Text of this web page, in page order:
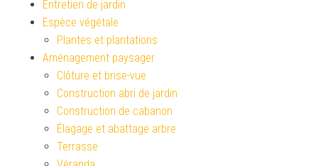
Entretien de jardin
Espèce végétale
Plantes et plantations
Aménagement paysager
Clôture et brise-vue
Construction abri de jardin
Construction de cabanon
Élagage et abattage arbre
Terrasse